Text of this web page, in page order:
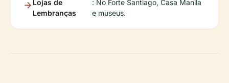
Lojas de
Lembranças
: No Forte Santiago, Casa Manila
e museus.